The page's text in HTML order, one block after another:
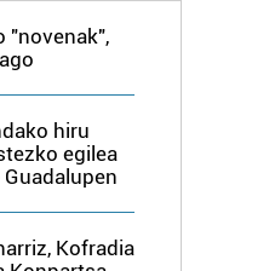
"novenak",
hiru
egilea
Kofradia